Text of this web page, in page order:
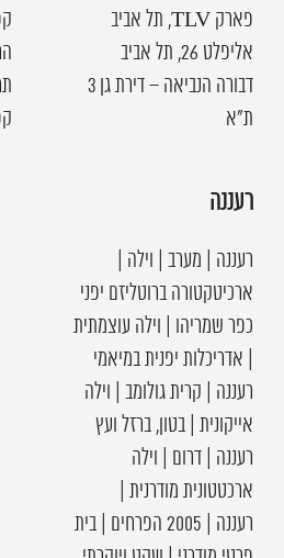
פארק TLV, תל אביב
אליפלט 26, תל אביב
דבורה הנביאה – דירת גן 3
ת"א
רעננה
רעננה | מערב | וילה |
ארכיטקטורה ברוטליזם יפני
כפר שמריהו | וילה עוצמתית
| אדריכלות יפנית במיאמי
רעננה | קרית גולומב | וילה
אייקונית | בטון, ברזל ועץ
רעננה | דרום | וילה
ארכטטונית מודרנית |
רעננה | 2005 הפרחים | בית